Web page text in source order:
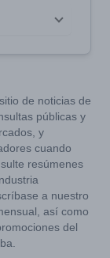
de noticias de
públicas y
y
cuando
resúmenes
a nuestro
así como
del